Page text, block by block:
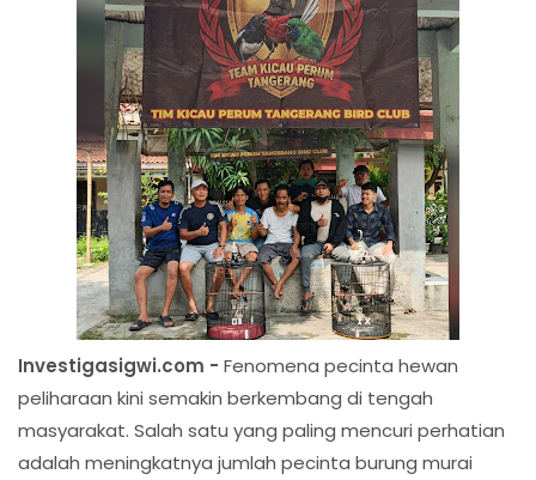
Investigasigwi.com - Fenomena pecinta hewan
peliharaan kini semakin berkembang di tengah
masyarakat. Salah satu yang paling mencuri perhatian
adalah meningkatnya jumlah pecinta burung murai